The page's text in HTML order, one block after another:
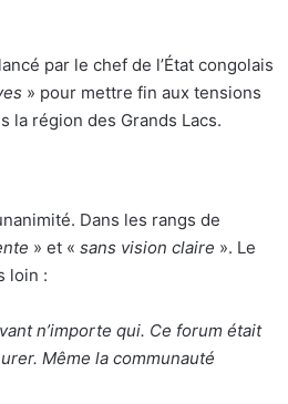
par le chef de l’État congolais
» pour mettre fin aux tensions
la région des Grands Lacs.
Dans les rangs de
» et « sans vision claire ». Le
loin :
n’importe qui. Ce forum était
Même la communauté